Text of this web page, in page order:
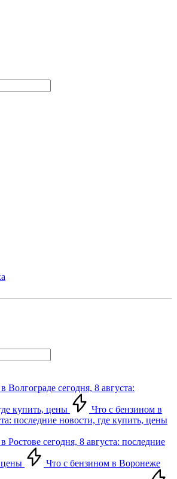
Волгограде сегодня, 8 августа:
купить, цены
Что с бензином в
последние новости, где купить, цены
Ростове сегодня, 8 августа: последние
цены Что с бензином в Воронеже